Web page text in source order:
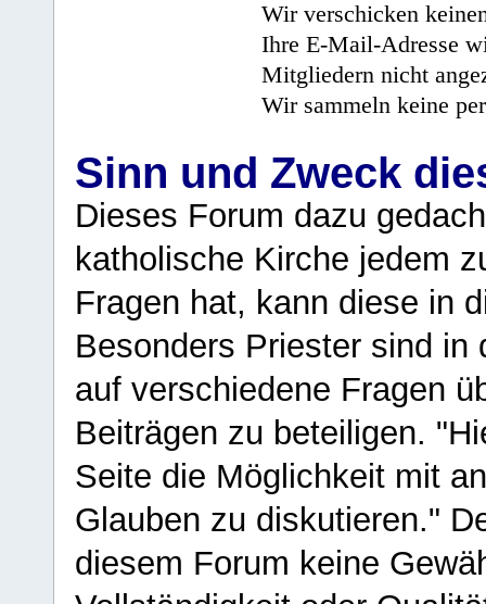
Wir verschicken
Ihre E-Mail-Adresse
Mitgliedern nicht
Wir sammeln keine
Sinn und Zweck
Dieses Forum dazu
katholische Kirche jedem
Fragen hat, kann diese in
Besonders Priester sind in
auf verschiedene Fragen
Beiträgen zu beteiligen.
Seite die Möglichkeit mit
Glauben zu diskutieren."
diesem Forum keine